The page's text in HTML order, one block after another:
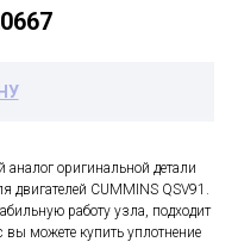
оригинальной детали
двигателей CUMMINS QSV91.
работу узла, подходит
можете купить уплотнение